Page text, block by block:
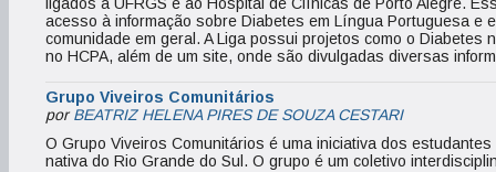
acesso à informação sobre Diabetes em Língua Portuguesa e
comunidade em geral. A Liga possui projetos como o Diabetes
no HCPA, além de um site, onde são divulgadas diversas
Grupo Viveiros Comunitários
porBEATRIZ HELENA PIRES DE SOUZA CESTARI
O Grupo Viveiros Comunitários é uma iniciativa dos
nativa do Rio Grande do Sul. O grupo é um coletivo